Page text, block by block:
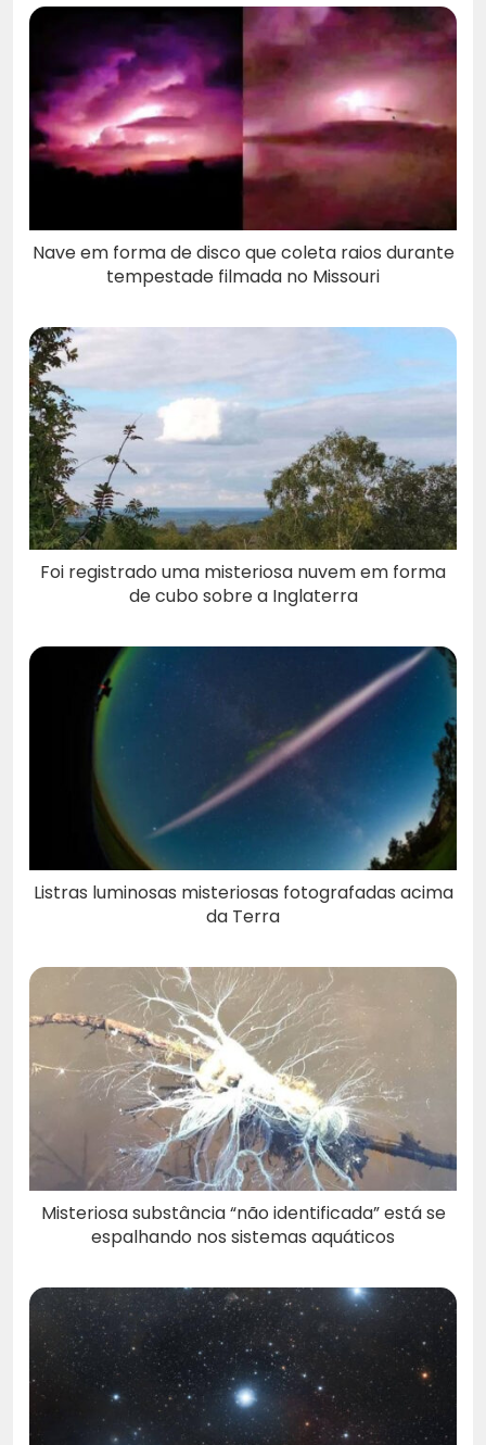
Nave em forma de disco que coleta raios durante
tempestade filmada no Missouri
Foi registrado uma misteriosa nuvem em forma
de cubo sobre a Inglaterra
Listras luminosas misteriosas fotografadas acima
da Terra
Misteriosa substância “não identificada” está se
espalhando nos sistemas aquáticos